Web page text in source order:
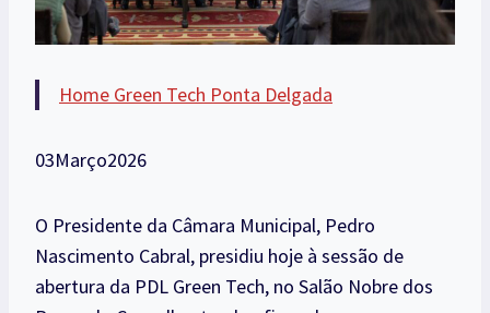
Home Green Tech Ponta Delgada
03Março2026
O Presidente da Câmara Municipal, Pedro
Nascimento Cabral, presidiu hoje à sessão de
abertura da PDL Green Tech, no Salão Nobre dos